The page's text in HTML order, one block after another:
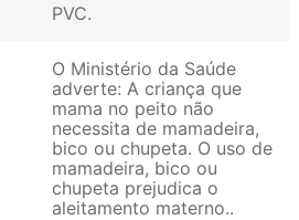
PVC
O Ministério da Saúde
adverte: A criança que
mama no peito não
necessita de mamadeira,
bico ou chupeta. O uso de
mamadeira, bico ou
chupeta prejudica o
aleitamento materno.